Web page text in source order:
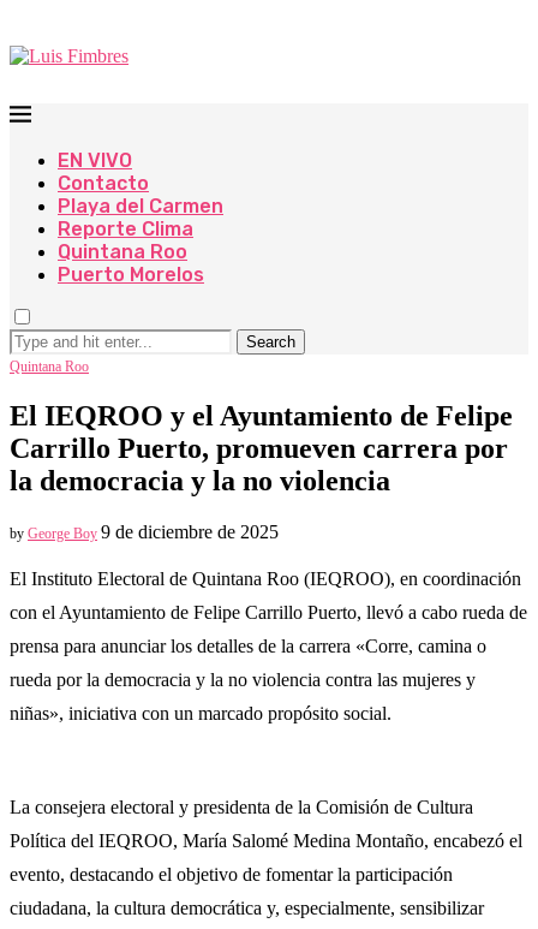
EN VIVO
Contacto
Playa del Carmen
Reporte Clima
Quintana Roo
Puerto Morelos
Search
Quintana Roo
El IEQROO y el Ayuntamiento de Felipe
Carrillo Puerto, promueven carrera por
la democracia y la no violencia
by George Boy 9 de diciembre de 2025
El Instituto Electoral de Quintana Roo (IEQROO), en coordinación
con el Ayuntamiento de Felipe Carrillo Puerto, llevó a cabo rueda de
prensa para anunciar los detalles de la carrera «Corre, camina o
rueda por la democracia y la no violencia contra las mujeres y
niñas», iniciativa con un marcado propósito social.
La consejera electoral y presidenta de la Comisión de Cultura
Política del IEQROO, María Salomé Medina Montaño, encabezó el
evento, destacando el objetivo de fomentar la participación
ciudadana, la cultura democrática y, especialmente, sensibilizar